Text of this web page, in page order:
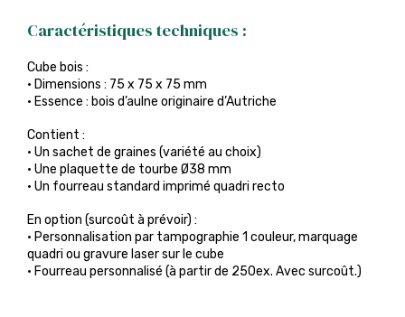
Caractéristiques techniques :
Cube bois :
• Dimensions : 75 x 75 x 75 mm
• Essence : bois d’aulne originaire d’Autriche
Contient :
• Un sachet de graines (variété au choix)
• Une plaquette de tourbe Ø38 mm
• Un fourreau standard imprimé quadri recto
En option (surcoût à prévoir) :
• Personnalisation par tampographie 1 couleur, marquage
quadri ou gravure laser sur le cube
• Fourreau personnalisé (à partir de 250ex. Avec surcoût.)